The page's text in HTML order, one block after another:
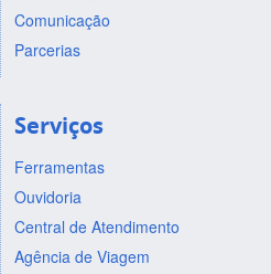
Comunicação
Parcerias
Serviços
Ferramentas
Ouvidoria
Central de Atendimento
Agência de Viagem